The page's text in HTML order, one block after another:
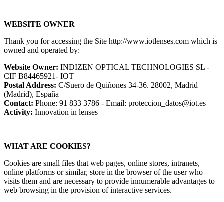
WEBSITE OWNER
Thank you for accessing the Site http://www.iotlenses.com which is
owned and operated by:
Website Owner: INDIZEN OPTICAL TECHNOLOGIES SL -
CIF B84465921- IOT
Postal Address: C/Suero de Quiñones 34-36. 28002, Madrid
(Madrid), España
Contact: Phone: 91 833 3786 - Email: proteccion_datos@iot.es
Activity: Innovation in lenses
WHAT ARE COOKIES?
Cookies are small files that web pages, online stores, intranets,
online platforms or similar, store in the browser of the user who
visits them and are necessary to provide innumerable advantages to
web browsing in the provision of interactive services.